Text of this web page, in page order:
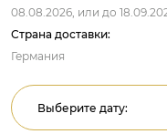
08.08.2026, или до
Страна доставки:
Германия
Выберите дату: